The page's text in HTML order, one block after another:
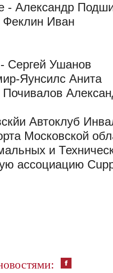
- Александр
Феклин Иван
Сергей Ушанов
Яунсилс Анита
Автоклуб
Московской
и
ассоциацию